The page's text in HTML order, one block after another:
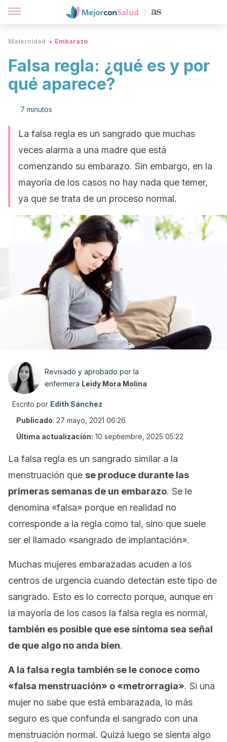
Maternidad Embarazo
Falsa regla: ¿qué es y por
qué aparece?
7 minutos
La falsa regla es un sangrado que muchas
veces alarma a una madre que está
comenzando su embarazo. Sin embargo, en la
mayoría de los casos no hay nada que temer,
ya que se trata de un proceso normal.
Revisado y aprobado por la
enfermera Leidy Mora Molina
Escrito por Edith Sánchez
Publicado: 27 mayo, 2021 06:26
Última actualización: 10 septiembre, 2025 05:22
La falsa regla es un sangrado similar a la
menstruación que se produce durante las
primeras semanas de un embarazo. Se le
denomina «falsa» porque en realidad no
corresponde a la regla como tal, sino que suele
ser el llamado «sangrado de implantación».
Muchas mujeres embarazadas acuden a los
centros de urgencia cuando detectan este tipo de
sangrado. Esto es lo correcto porque, aunque en
la mayoría de los casos la falsa regla es normal,
también es posible que ese síntoma sea señal
de que algo no anda bien.
A la falsa regla también se le conoce como
«falsa menstruación» o «metrorragia». Si una
mujer no sabe que está embarazada, lo más
seguro es que confunda el sangrado con una
menstruación normal. Quizá luego se sienta algo